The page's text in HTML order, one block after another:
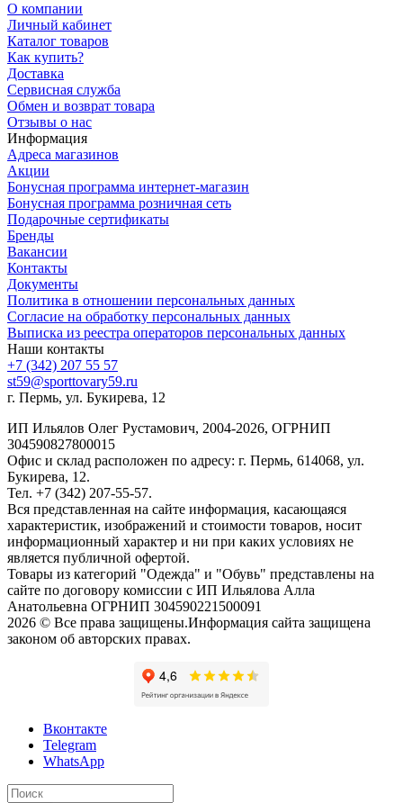
О компании
Личный кабинет
Каталог товаров
Как купить?
Доставка
Сервисная служба
Обмен и возврат товара
Отзывы о нас
Информация
Адреса магазинов
Акции
Бонусная программа интернет-магазин
Бонусная программа розничная сеть
Подарочные сертификаты
Бренды
Вакансии
Контакты
Документы
Политика в отношении персональных данных
Согласие на обработку персональных данных
Выписка из реестра операторов персональных данных
Наши контакты
+7 (342) 207 55 57
st59@sporttovary59.ru
г. Пермь, ул. Букирева, 12
ИП Ильялов Олег Рустамович, 2004-2026, ОГРНИП
304590827800015
Офис и склад расположен по адресу: г. Пермь, 614068, ул.
Букирева, 12.
Тел. +7 (342) 207-55-57.
Вся представленная на сайте информация, касающаяся
характеристик, изображений и стоимости товаров, носит
информационный характер и ни при каких условиях не
является публичной офертой.
Товары из категорий "Одежда" и "Обувь" представлены на
сайте по договору комиссии с ИП Ильялова Алла
Анатольевна ОГРНИП 304590221500091
2026 © Все права защищены.Информация сайта защищена
законом об авторских правах.
Вконтакте
Telegram
WhatsApp